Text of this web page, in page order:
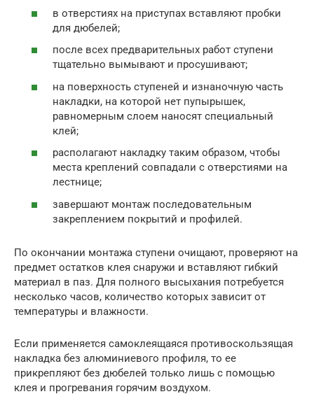
в отверстиях на приступах вставляют пробки
для дюбелей;
после всех предварительных работ ступени
тщательно вымывают и просушивают;
на поверхность ступеней и изнаночную часть
накладки, на которой нет пупырышек,
равномерным слоем наносят специальный
клей;
располагают накладку таким образом, чтобы
места креплений совпадали с отверстиями на
лестнице;
завершают монтаж последовательным
закреплением покрытий и профилей.
По окончании монтажа ступени очищают, проверяют на
предмет остатков клея снаружи и вставляют гибкий
материал в паз. Для полного высыхания потребуется
несколько часов, количество которых зависит от
температуры и влажности.
Если применяется самоклеящаяся противоскользящая
накладка без алюминиевого профиля, то ее
прикрепляют без дюбелей только лишь с помощью
клея и прогревания горячим воздухом.